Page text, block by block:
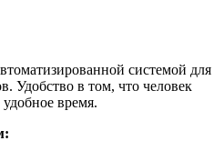
системой для
Удобство в том, что человек
время.